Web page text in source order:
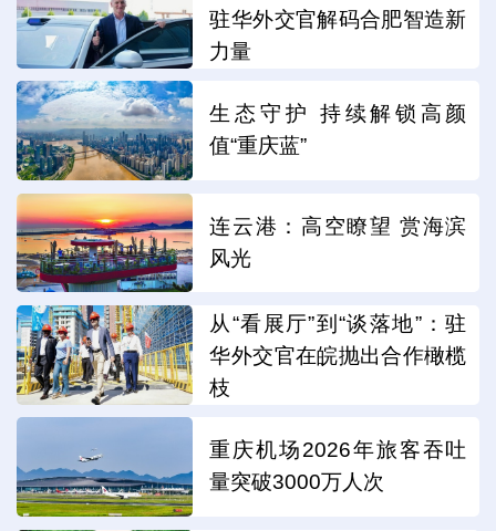
驻华外交官解码合肥智造新
力量
生态守护 持续解锁高颜
值“重庆蓝”
连云港：高空瞭望 赏海滨
风光
从“看展厅”到“谈落地”：驻
华外交官在皖抛出合作橄榄
枝
重庆机场2026年旅客吞吐
量突破3000万人次